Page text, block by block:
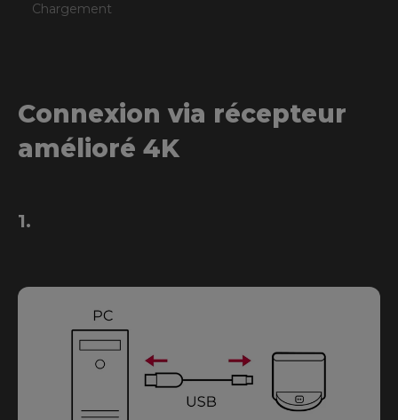
Chargement
Connexion via récepteur
amélioré 4K
1.